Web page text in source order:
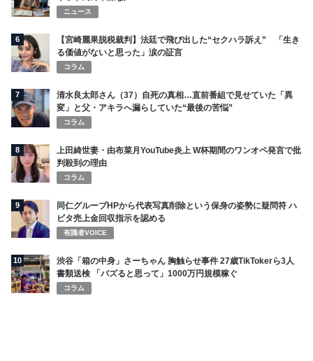
ニュース
6
【宮崎麗果脱税裁判】法廷で飛び出した“セクハラ訴え” 「生き
る価値がないと思った」涙の証言
コラム
7
清水良太郎さん（37）自死の真相…直前番組で見せていた「異
変」と父・アキラへ漏らしていた“最後の苦悩”
コラム
8
上田綺世妻・由布菜月YouTube炎上 W杯期間のワンオペ発言で批
判殺到の理由
コラム
9
同仁グループHPから代表写真削除という保身の姿勢に疑問符 ハ
ビタ売上金回収指示を認める
有識者VOICE
10
渋谷「箱の中身」さーちゃん 胸触らせ事件 27歳TikTokerら3人
書類送検 「バズると思って」1000万円規模稼ぐ
コラム